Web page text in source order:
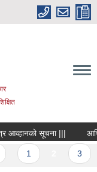
आव्हानको सूचना |||